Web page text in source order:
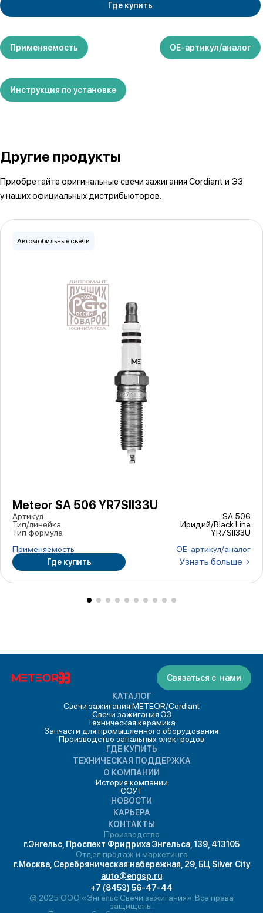
Где купить
Применяемость ОЕ-артикул/аналог
Инструкция по установке
Другие продукты
Приобретайте оригинальные свечи зажигания Cordiant и ЭЗ
у наших официальных дистрибьюторов.
Автомобильные свечи
Meteor SA 506 YR7SII33U
Артикул
SA 506
Тип/линейка
Иридий/Black Line
Тип формула
YR7SII33U
Применяемость
ОЕ-артикул/аналог
Где купить
Узнать больше
Связаться с нами
КАТАЛОГ
Свечи зажигания METEOR/Cordiant
Свечи зажигания ЭЗ
Техническая керамика
Запчасти для промышленного оборудования
Производство запальных электродов
ГДЕ КУПИТЬ
ТЕХНИЧЕСКАЯ ПОДДЕРЖКА
О КОМПАНИИ
История компании
СОУТ
НОВОСТИ
КАРЬЕРА
КОНТАКТЫ
Производство
г.Энгельс, Проспект Фридриха Энгельса, 139, 413105
Отдел продаж и маркетинга
г.Москва, Серебряническая набережная, 29, БЦ Silver City
auto@engsp.ru
+7 (8453) 56-47-44
© 2025 ООО «Энгельс Свечи зажигания». Все права
защищены.